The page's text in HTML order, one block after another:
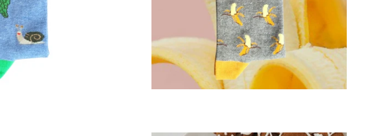
Prix
régulier
Prix
régulier